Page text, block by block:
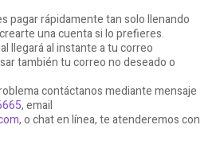
pagar rápidamente tan solo llenando
una cuenta si lo prefieres.
llegará al instante a tu correo
también tu correo no deseado o
contáctanos mediante mensaje
, email
, o chat en línea, te atenderemos con